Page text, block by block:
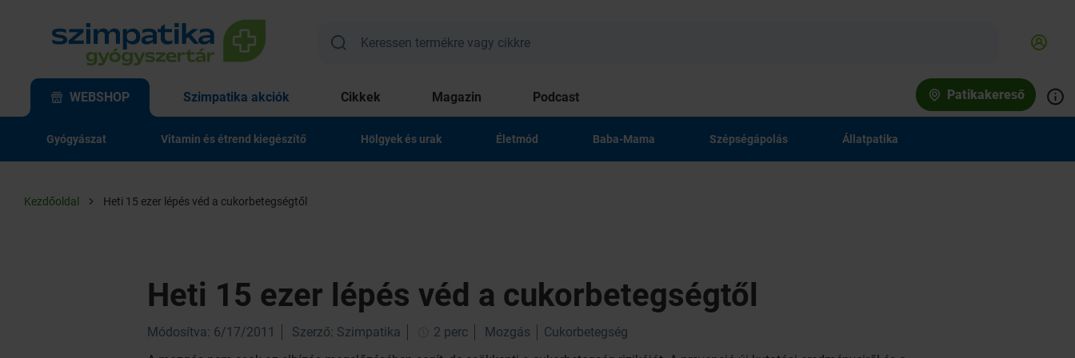
WEBSHOP Szimpatika akciók Cikkek Magazin Podcast Patikakereső
Gyógyászat Vitamin és étrend kiegészítő Hölgyek és urak Életmód Baba-Mama Szépségápolás Állatpatika
Kezdőoldal Heti 15 ezer lépés véd a cukorbetegségtől
Heti 15 ezer lépés véd a cukorbetegségtől
Módosítva: 6/17/2011 Szerző: Szimpatika 2 perc Mozgás
Cukorbetegség